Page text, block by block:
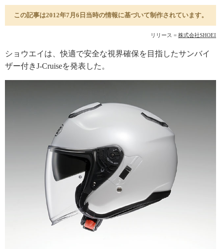
この記事は2012年7月6日当時の情報に基づいて制作されています。
リリース = 株式会社SHOEI
ショウエイは、快適で安全な視界確保を目指したサンバイ
ザー付きJ-Cruiseを発表した。